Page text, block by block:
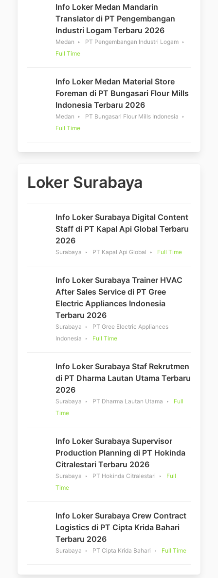
Info Loker Medan Mandarin
Translator di PT Pengembangan
Industri Logam Terbaru 2026
Medan
PT Pengembangan Industri Logam
Full Time
Info Loker Medan Material Store
Foreman di PT Bungasari Flour Mills
Indonesia Terbaru 2026
Medan
PT Bungasari Flour Mills Indonesia
Full Time
Loker Surabaya
Info Loker Surabaya Digital Content
Staff di PT Kapal Api Global Terbaru
2026
Surabaya PT Kapal Api Global Full Time
Info Loker Surabaya Trainer HVAC
After Sales Service di PT Gree
Electric Appliances Indonesia
Terbaru 2026
Surabaya
PT Gree Electric Appliances
Indonesia
Full Time
Info Loker Surabaya Staf Rekrutmen
di PT Dharma Lautan Utama Terbaru
2026
Surabaya PT Dharma Lautan Utama
Full
Time
Info Loker Surabaya Supervisor
Production Planning di PT Hokinda
Citralestari Terbaru 2026
Surabaya PT Hokinda Citralestari
Full
Time
Info Loker Surabaya Crew Contract
Logistics di PT Cipta Krida Bahari
Terbaru 2026
Surabaya PT Cipta Krida Bahari Full Time